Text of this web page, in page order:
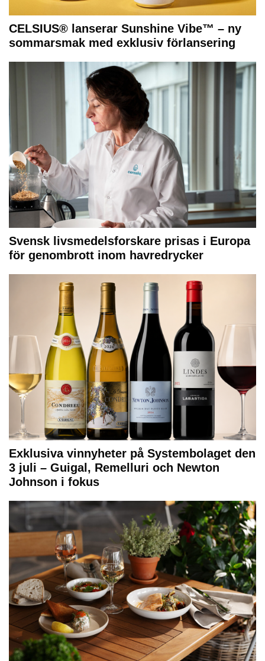
CELSIUS® lanserar Sunshine Vibe™ – ny
sommarsmak med exklusiv förlansering
Svensk livsmedelsforskare prisas i Europa
för genombrott inom havredrycker
Exklusiva vinnyheter på Systembolaget den
3 juli – Guigal, Remelluri och Newton
Johnson i fokus